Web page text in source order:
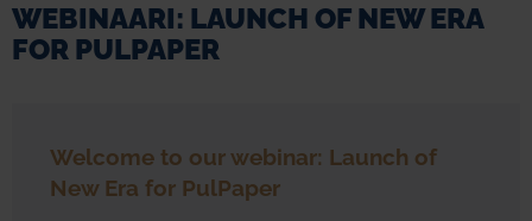
WEBINAARI: LAUNCH OF NEW ERA
FOR PULPAPER
Welcome to our webinar: Launch of
New Era for PulPaper